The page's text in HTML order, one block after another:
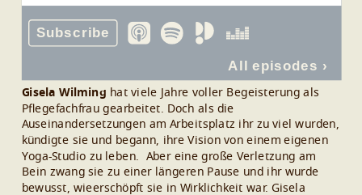
Gisela Wilming hat viele Jahre voller Begeisterung als
Pflegefachfrau gearbeitet. Doch als die
Auseinandersetzungen am Arbeitsplatz ihr zu viel wurden,
kündigte sie und begann, ihre Vision von einem eigenen
Yoga-Studio zu leben.
Aber eine große Verletzung am
Bein zwang sie zu einer längeren Pause und ihr wurde
bewusst, wieerschöpft sie in Wirklichkeit war. Gisela